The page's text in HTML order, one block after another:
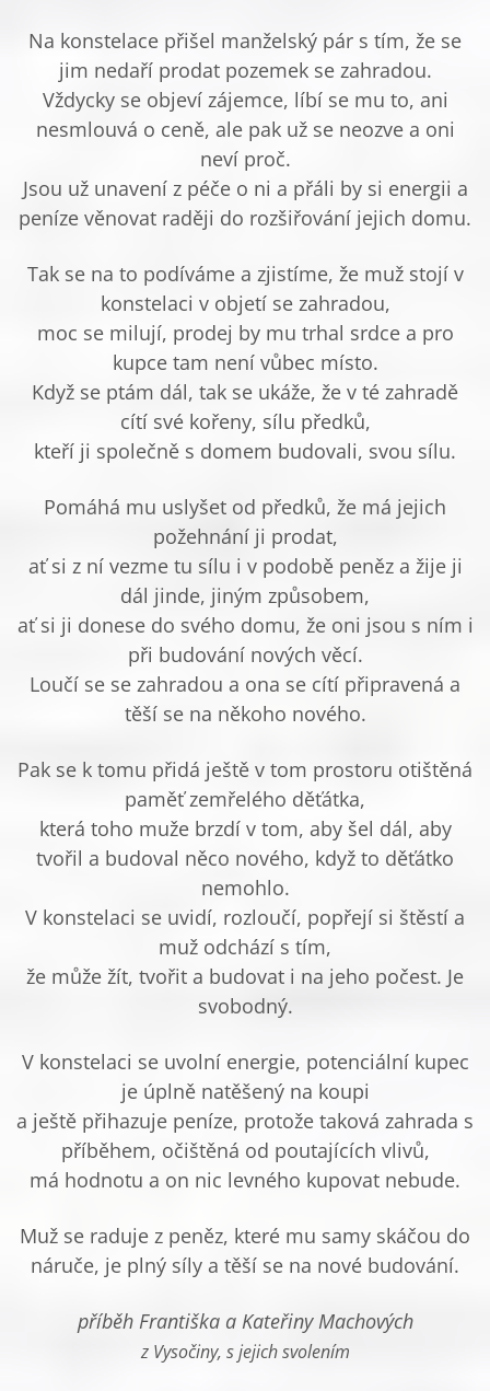
Na konstelace přišel manželský pár s tím, že se
jim nedaří prodat pozemek se zahradou.
Vždycky se objeví zájemce, líbí se mu to, ani
nesmlouvá o ceně, ale pak už se neozve a oni
neví proč.
Jsou už unavení z péče o ni a přáli by si energii a
peníze věnovat raději do rozšiřování jejich domu.
Tak se na to podíváme a zjistíme, že muž stojí v
konstelaci v objetí se zahradou,
moc se milují, prodej by mu trhal srdce a pro
kupce tam není vůbec místo.
Když se ptám dál, tak se ukáže, že v té zahradě
cítí své kořeny, sílu předků,
kteří ji společně s domem budovali, svou sílu.
Pomáhá mu uslyšet od předků, že má jejich
požehnání ji prodat,
ať si z ní vezme tu sílu i v podobě peněz a žije ji
dál jinde, jiným způsobem,
ať si ji donese do svého domu, že oni jsou s ním i
při budování nových věcí.
Loučí se se zahradou a ona se cítí připravená a
těší se na někoho nového.
Pak se k tomu přidá ještě v tom prostoru otištěná
paměť zemřelého děťátka,
která toho muže brzdí v tom, aby šel dál, aby
tvořil a budoval něco nového, když to děťátko
nemohlo.
V konstelaci se uvidí, rozloučí, popřejí si štěstí a
muž odchází s tím,
že může žít, tvořit a budovat i na jeho počest. Je
svobodný.
V konstelaci se uvolní energie, potenciální kupec
je úplně natěšený na koupi
a ještě přihazuje peníze, protože taková zahrada s
příběhem, očištěná od poutajících vlivů,
má hodnotu a on nic levného kupovat nebude.
Muž se raduje z peněz, které mu samy skáčou do
náruče, je plný síly a těší se na nové budování.
příběh Františka a Kateřiny Machových
z Vysočiny, s jejich svolením